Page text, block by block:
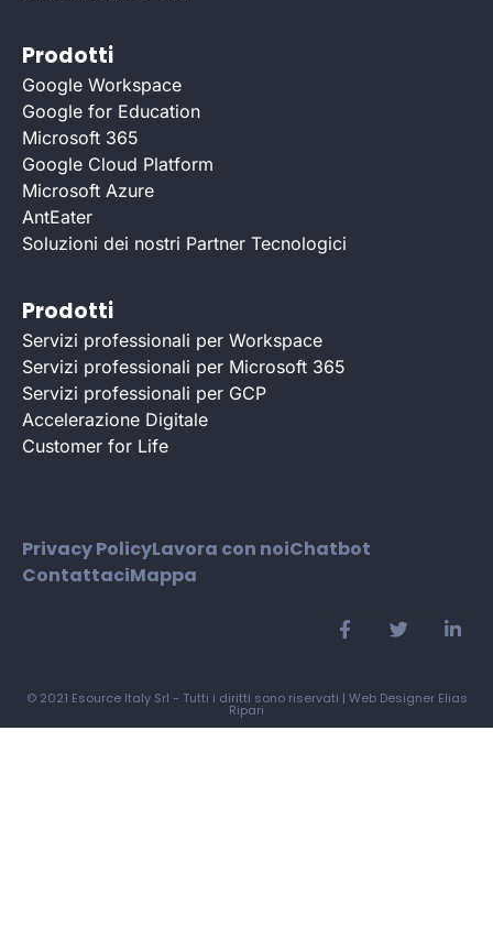
Prodotti
Google Workspace
Google for Education
Microsoft 365
Google Cloud Platform
Microsoft Azure
AntEater
Soluzioni dei nostri Partner Tecnologici
Prodotti
Servizi professionali per Workspace
Servizi professionali per Microsoft 365
Servizi professionali per GCP
Accelerazione Digitale
Customer for Life
Privacy PolicyLavora con noiChatbot
ContattaciMappa
© 2021 Esource Italy Srl - Tutti i diritti sono riservati | Web Designer Elias
Ripari